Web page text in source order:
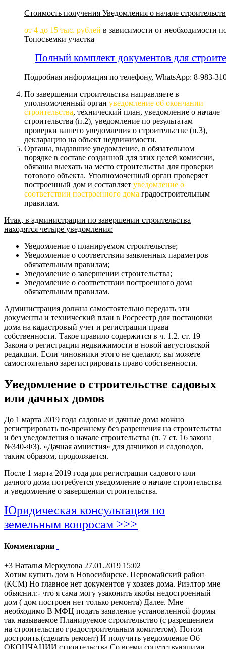
Стоимость получения Уведомления о начале
от 4 до 15 тыс. рублей в зависимости от необходимости
Топосъемки участка
Полный комплект документов для
Подробная информация по телефону, WhatsApp: 8-983-
По завершении строительства направляете в
уполномоченный орган уведомление об окончании
строительства, технический план, уведомление о начале
строительства (п.2), уведомление по результатам
проверки вашего уведомления о строительстве (п.3),
декларацию на объект недвижимости.
Органы, выдавшие уведомление, в обязательном
порядке в составе созданной для этих целей комиссии,
обязаны выехать на место строительства для проверки
готового объекта. Уполномоченный орган проверяет
построенный дом и составляет уведомление о
соответствии построенного дома градостроительным
правилам.
Итак, в администрации по завершении строительства
находятся четыре уведомления:
Уведомление о планируемом строительстве;
Уведомление о соответствии заявленных параметров
обязательным правилам;
Уведомление о завершении строительства;
Уведомление о соответствии построенного дома
обязательным правилам.
Администрация должна самостоятельно передать эти
документы и технический план в Росреестр для постановки
дома на кадастровый учет и регистрации права
собственности. Такое правило содержится в ч. 1.2. ст. 19
Закона о регистрации недвижимости в новой августовской
редакции. Если чиновники этого не сделают, вы можете
самостоятельно зарегистрировать право собственности.
Уведомление о строительстве садовых
или дачных домов
До 1 марта 2019 года садовые и дачные дома можно
регистрировать по-прежнему без разрешения на строительства
и без уведомления о начале строительства (п. 7 ст. 16 закона
№340-ФЗ). «Дачная амнистия» для дачников и садоводов,
таким образом, продолжается.
После 1 марта 2019 года для регистрации садового или
дачного дома потребуется уведомление о начале строительства
и уведомление о завершении строительства.
Юридическая консультация по
земельным вопросам >>>
Комментарии
+3 Наталья Меркулова 27.01.2019 15:02
Хотим купить дом в Новосибирске. Первомайский район
(КСМ) Но главное нет документов у хозяев дома. Риэлтор мне
обьяснил:- что я сама могу узаконить якобы недостроенный
дом ( дом построен нет только ремонта) Далее. Мне
необходимо В МФЦ подать заявление установленной формы
так называемое Планируемое строительство (с разрешением
на строительство градостроительным комитетом). Потом
достроить.(сделать ремонт) И получить уведомление Об